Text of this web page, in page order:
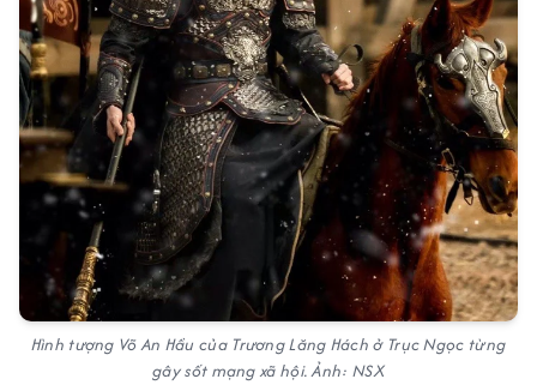
Hình tượng Võ An Hầu của Trương Lăng Hách ở Trục Ngọc từng
gây sốt mạng xã hội. Ảnh: NSX